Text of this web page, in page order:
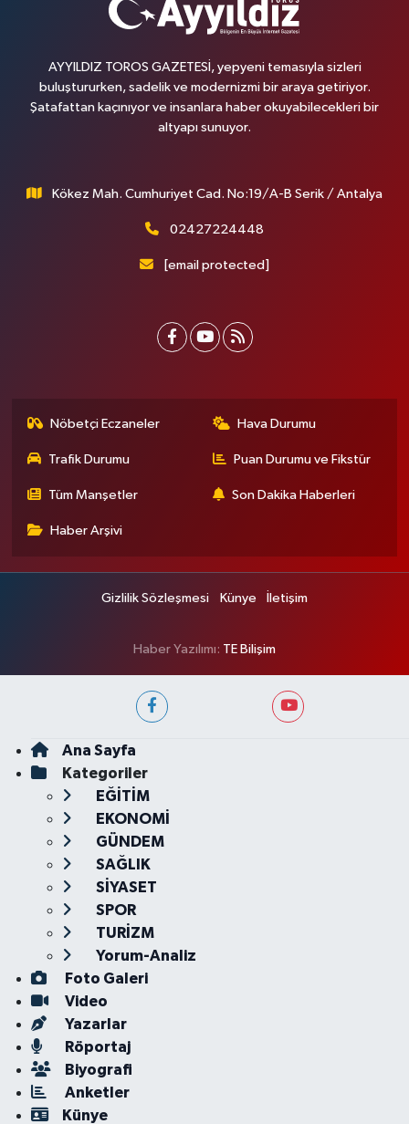
AYYILDIZ TOROS GAZETESİ, yepyeni temasıyla sizleri
buluştururken, sadelik ve modernizmi bir araya getiriyor.
Şatafattan kaçınıyor ve insanlara haber okuyabilecekleri bir
altyapı sunuyor.
Kökez Mah. Cumhuriyet Cad. No:19/A-B Serik / Antalya
02427224448
[email protected]
Nöbetçi Eczaneler Hava Durumu
Trafik Durumu Puan Durumu ve Fikstür
Tüm Manşetler Son Dakika Haberleri
Haber Arşivi
Gizlilik Sözleşmesi Künye İletişim
Haber Yazılımı: TE Bilişim
Ana Sayfa
Kategoriler
EĞİTİM
EKONOMİ
GÜNDEM
SAĞLIK
SİYASET
SPOR
TURİZM
Yorum-Analiz
Foto Galeri
Video
Yazarlar
Röportaj
Biyografi
Anketler
Künye